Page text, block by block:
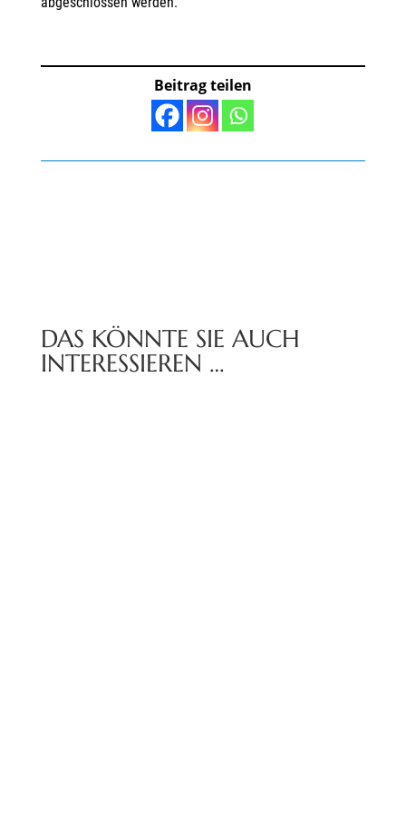
Beitrag teilen
DAS KÖNNTE SIE AUCH
INTERESSIEREN …